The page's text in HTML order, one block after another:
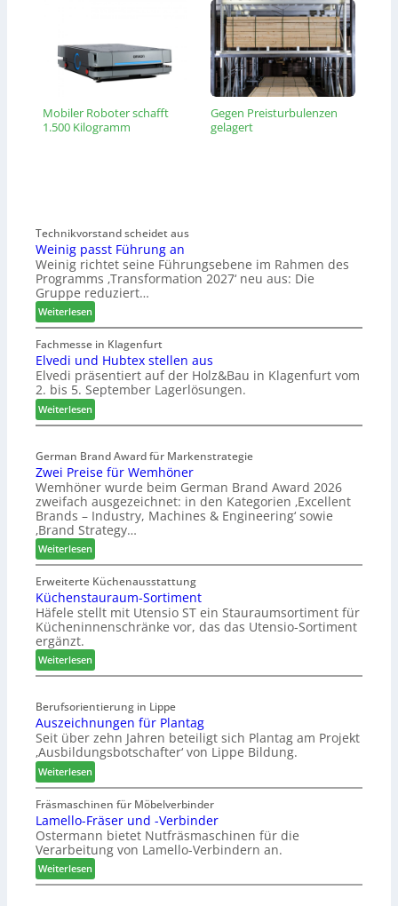
Mobiler Roboter schafft
1.500 Kilogramm
Gegen Preisturbulenzen
gelagert
Technikvorstand scheidet aus
Weinig passt Führung an
Weinig richtet seine Führungsebene im Rahmen des
Programms ‚Transformation 2027‘ neu aus: Die
Gruppe reduziert…
Weiterlesen:
W
e
i
n
i
p
s
s
t
F
ü
h
r
u
n
g
a
n
Fachmesse in Klagenfurt
Elvedi und Hubtex stellen aus
Elvedi präsentiert auf der Holz&Bau in Klagenfurt vom
2. bis 5. September Lagerlösungen.
Weiterlesen:
E
v
e
d
i
u
n
d
H
u
b
t
e
x
s
t
l
e
n
a
u
s
German Brand Award für Markenstrategie
Zwei Preise für Wemhöner
Wemhöner wurde beim German Brand Award 2026
zweifach ausgezeichnet: in den Kategorien ‚Excellent
Brands – Industry, Machines & Engineering‘ sowie
‚Brand Strategy…
Weiterlesen:
Z
w
e
i
P
e
i
e
f
ü
r
W
e
m
h
ö
n
e
r
Erweiterte Küchenausstattung
Küchenstauraum-Sortiment
Häfele stellt mit Utensio ST ein Stauraumsortiment für
Kücheninnenschränke vor, das das Utensio-Sortiment
ergänzt.
Weiterlesen:
K
c
h
e
n
s
t
a
u
r
a
u
m
Berufsorientierung in Lippe
Auszeichnungen für Plantag
Seit über zehn Jahren beteiligt sich Plantag am Projekt
‚Ausbildungsbotschafter‘ von Lippe Bildung.
Weiterlesen:
A
u
s
z
e
c
Fräsmaschinen für Möbelverbinder
Lamello-Fräser und -Verbinder
Ostermann bietet Nutfräsmaschinen für die
Verarbeitung von Lamello-Verbindern an.
Weiterlesen:
L